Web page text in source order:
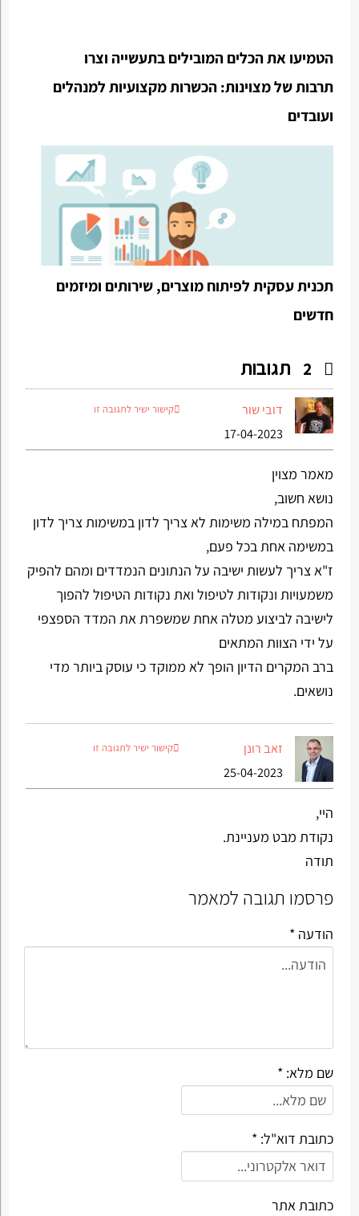
הטמיעו את הכלים המובילים בתעשייה וצרו
תרבות של מצוינות: הכשרות מקצועיות למנהלים
ועובדים
תכנית עסקית לפיתוח מוצרים, שירותים ומיזמים
חדשים
2 תגובות
דובי שור
17-04-2023
קישור ישיר לתגובה זו
מאמר מצוין
נושא חשוב,
המפתח במילה משימות לא צריך לדון במשימות צריך לדון
במשימה אחת בכל פעם,
ז"א צריך לעשות ישיבה על הנתונים הנמדדים ומהם להפיק
משמעויות ונקודות לטיפול ואת נקודות הטיפול להפוך
לישיבה לביצוע מטלה אחת שמשפרת את המדד הספצפי
על ידי הצוות המתאים
ברב המקרים הדיון הופך לא ממוקד כי עוסק ביותר מדי
נושאים.
זאב רונן
25-04-2023
קישור ישיר לתגובה זו
היי,
נקודת מבט מעניינת.
תודה
פרסמו תגובה למאמר
הודעה *
שם מלא: *
כתובת דוא"ל: *
כתובת אתר